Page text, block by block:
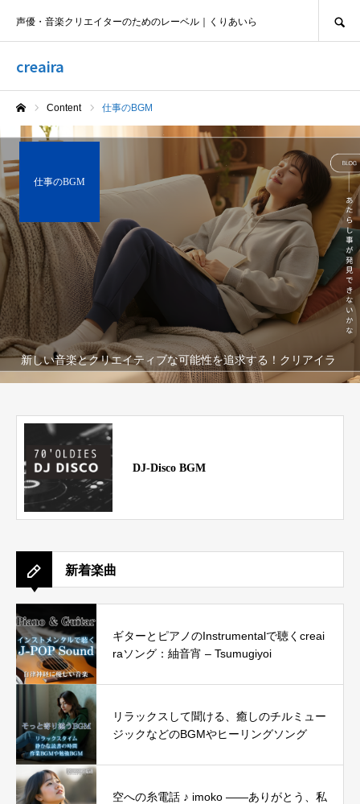
creaira
声優・音楽クリエイターのためのレーベル｜くりあいら
Content 仕事のBGM
仕事のBGM
新しい音楽とクリエイティブな可能性を追求する！クリアイラ
DJ-Disco BGM
新着楽曲
ギターとピアノのInstrumentalで聴くcreai
raソング：紬音宵 – Tsumugiyoi
リラックスして聞ける、癒しのチルミュー
ジックなどのBGMやヒーリングソング
空への糸電話 ♪ imoko ——ありがとう、私